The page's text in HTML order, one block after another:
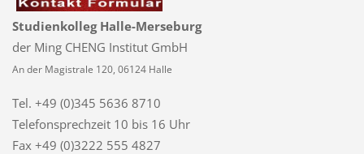
Studienkolleg Halle-Merseburg
der Ming CHENG Institut GmbH
An der Magistrale 120, 06124 Halle
Tel. +49 (0)345 5636 8710
Telefonsprechzeit 10 bis 16 Uhr
Fax +49 (0)3222 555 4827